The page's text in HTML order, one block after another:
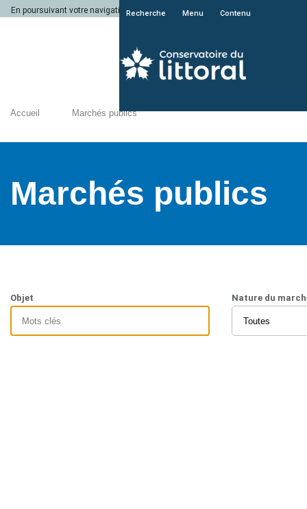
En poursuivant votre navigation sur le site du Conservatoire du littoral, vous
Recherche Menu Contenu
Accueil Marchés publics
Marchés publics
Objet Nature du